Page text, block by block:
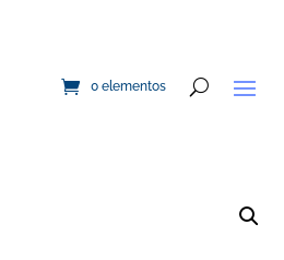
0 elementos